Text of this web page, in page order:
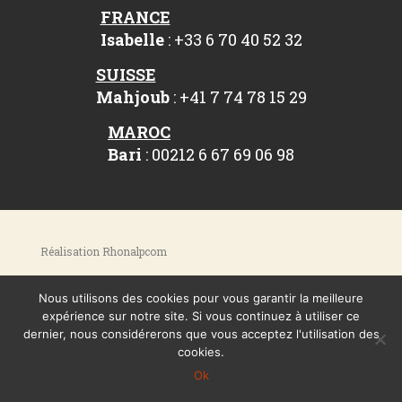
FRANCE
Isabelle: +33 6 70 40 52 32
SUISSE
Mahjoub: +41 7 74 78 15 29
MAROC
Bari : 00212 6 67 69 06 98
Réalisation Rhonalpcom
Nous utilisons des cookies pour vous garantir la meilleure
expérience sur notre site. Si vous continuez à utiliser ce
dernier, nous considérerons que vous acceptez l'utilisation des
cookies.
Ok